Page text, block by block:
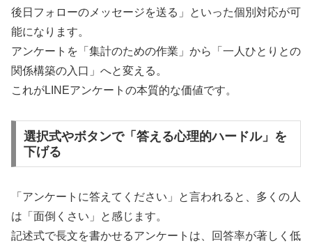
後日フォローのメッセージを送る」といった個別対応が可
能になります。
アンケートを「集計のための作業」から「一人ひとりとの
関係構築の入口」へと変える。
これがLINEアンケートの本質的な価値です。
選択式やボタンで「答える心理的ハードル」を
下げる
「アンケートに答えてください」と言われると、多くの人
は「面倒くさい」と感じます。
記述式で長文を書かせるアンケートは、回答率が著しく低